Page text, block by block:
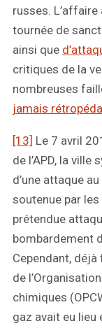
russes.
tournée de
ainsi que
critiques de la
nombreuses
jamais
[13] Le 7 avril
de l’APD, la
d’une attaque
soutenue par
prétendue
bombardement
Cependant,
de
chimiques
gaz avait eu lieu